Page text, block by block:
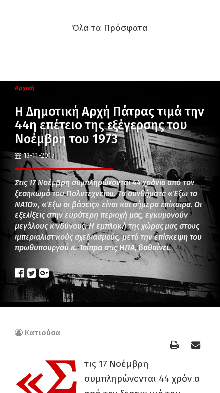
Όλα τα Πρόσφατα
Αρχική
Η Δημοτική Αρχή Πάτρας τιμά την
44η επέτειο της εξέγερσης του
Νοέμβρη του 1973
13-11-2017
Στις 17 Νοέμβρη συμπληρώνονται 44 χρόνια από τον
ξεσηκωμό του Πολυτεχνείου. Τα συνθήματα «Έξω το
ΝΑΤΟ», «Έξω οι βάσεις» είναι και σήμερα επίκαιρα. Οι
εξελίξεις στην ευρύτερη περιοχή μας, εγκυμονούν
μεγάλους κινδύνους. Η εμπλοκή της χώρας μας στους
ιμπεριαλιστικούς σχεδιασμούς, μετά την επίσκεψη του
πρωθυπουργού κ. Τσίπρα στις ΗΠΑ, βαθαίνει.
Κατιούσα
«Σ
τις 17 Νοέμβρη
συμπληρώνονται 44 χρόνια